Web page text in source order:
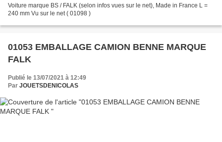
Voiture marque BS / FALK (selon infos vues sur le net), Made in France L =
240 mm Vu sur le net ( 01098 )
01053 EMBALLAGE CAMION BENNE MARQUE
FALK
Publié le 13/07/2021 à 12:49
Par JOUETSDENICOLAS